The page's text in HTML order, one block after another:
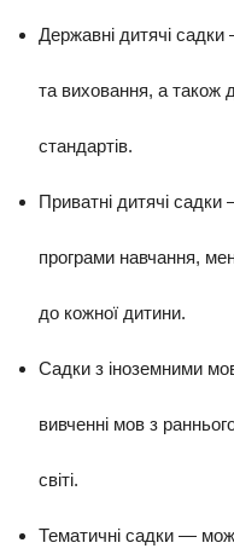
Державні дитячі
та виховання, а також
стандартів.
Приватні дитячі
програми навчання,
до кожної дитини.
Садки з іноземними
вивченні мов з
світі.
Тематичні садки —